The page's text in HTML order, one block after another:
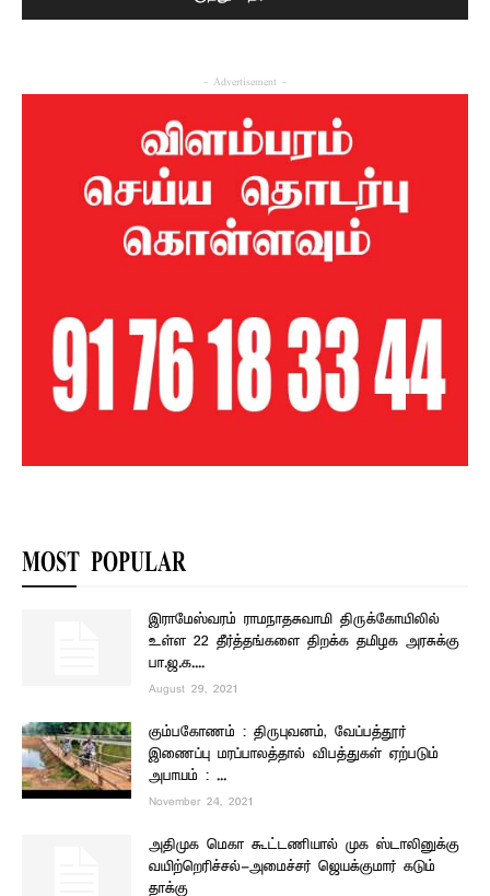
- Advertisement -
MOST POPULAR
இராமேஸ்வரம் ராமநாதசுவாமி திருக்கோயிலில்
உள்ள 22 தீர்த்தங்களை திறக்க தமிழக அரசுக்கு
பா.ஜ.க....
August 29, 2021
கும்பகோணம் : திருபுவனம், வேப்பத்தூர்
இணைப்பு மரப்பாலத்தால் விபத்துகள் ஏற்படும்
அபாயம் : ...
November 24, 2021
அதிமுக மெகா கூட்டணியால் முக ஸ்டாலினுக்கு
வயிற்றெரிச்சல்-அமைச்சர் ஜெயக்குமார் கடும்
தாக்கு